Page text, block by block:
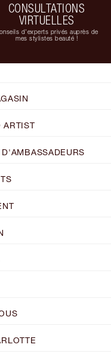
CONSULTATIONS
VIRTUELLES
d'experts privés auprès de
mes stylistes beauté !
ARTIST